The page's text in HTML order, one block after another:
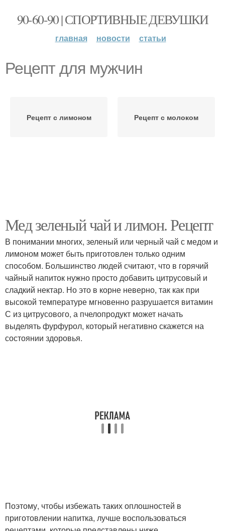
90-60-90 | СПОРТИВНЫЕ ДЕВУШКИ
главная новости статьи
Рецепт для мужчин
Рецепт с лимоном Рецепт с молоком
Мед зеленый чай и лимон. Рецепт
В понимании многих, зеленый или черный чай с медом и
лимоном может быть приготовлен только одним
способом. Большинство людей считают, что в горячий
чайный напиток нужно просто добавить цитрусовый и
сладкий нектар. Но это в корне неверно, так как при
высокой температуре мгновенно разрушается витамин
С из цитрусового, а пчелопродукт может начать
выделять фурфурол, который негативно скажется на
состоянии здоровья.
Поэтому, чтобы избежать таких оплошностей в
приготовлении напитка, лучше воспользоваться